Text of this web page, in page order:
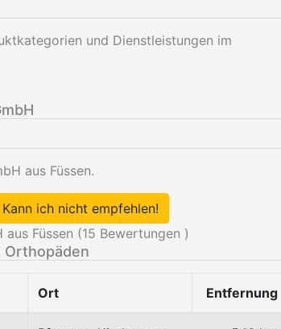
und Dienstleistungen im
aus Füssen.
Kann ich nicht empfehlen!
aus Füssen (15 Bewertungen )
Orthopäden
Ort Entfernung